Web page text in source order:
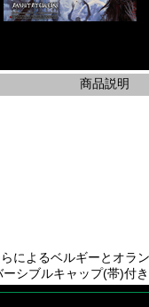
商品説明
によるベルギーとオラ
シブルキャップ(帯)付